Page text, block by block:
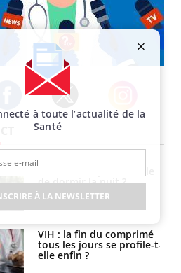
Twitter Instagram
de dormir la nuit ?
VIH : la fin du comprimé
tous les jours se profile-t-
elle enfin ?
à toute l’actualité de la
Santé
À LA NEWSLETTER